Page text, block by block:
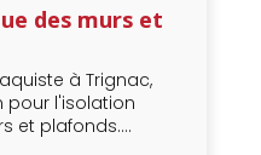
des murs et
à Trignac,
pour l'isolation
et plafonds....